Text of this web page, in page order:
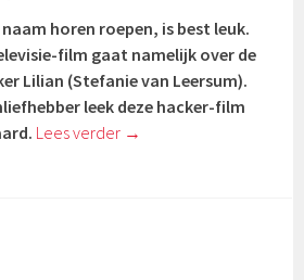
horen roepen, is best leuk.
film gaat namelijk over de
Lilian (Stefanie van Leersum).
leek deze hacker-film
Lees verder →